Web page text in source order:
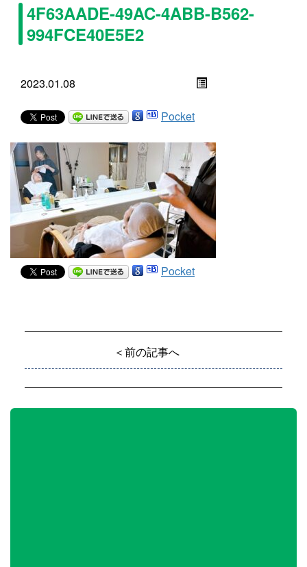
4F63AADE-49AC-4ABB-B562-
994FCE40E5E2
2023.01.08
Pocket
Pocket
＜前の記事へ